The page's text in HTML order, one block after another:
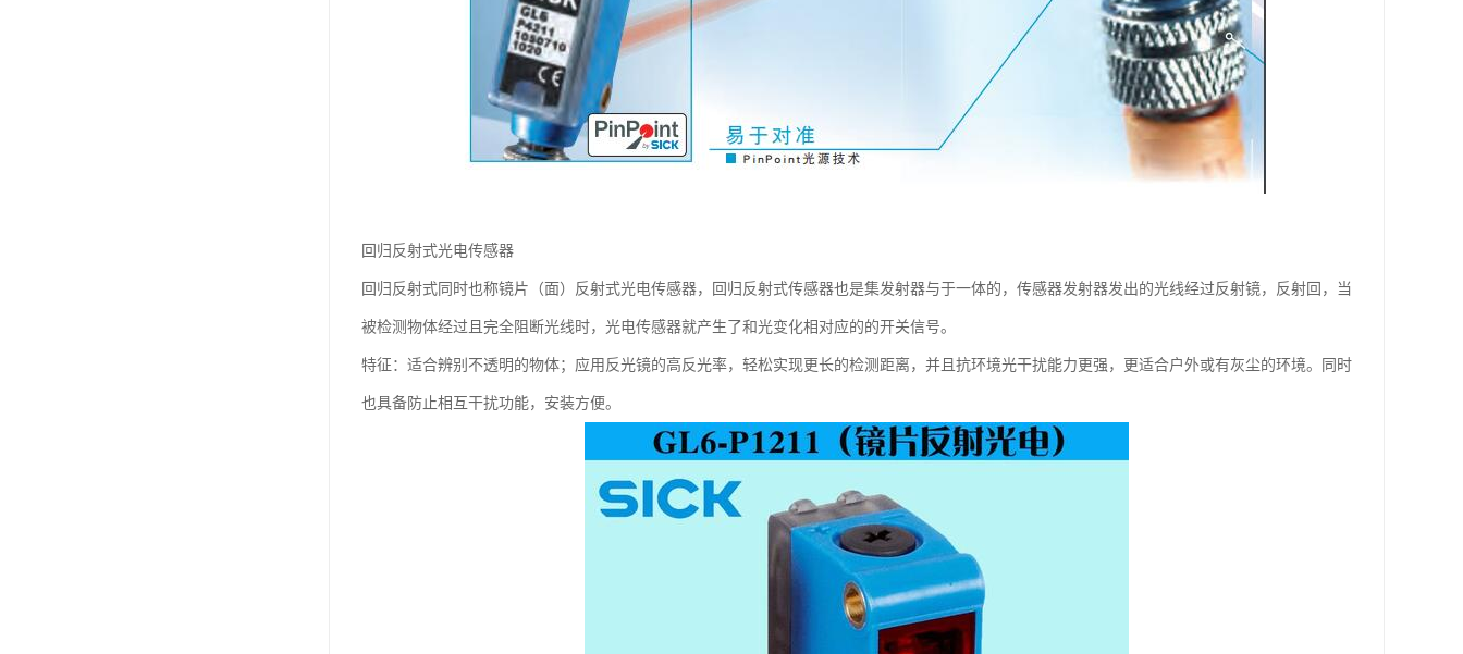
回归反射式光电传感器
回归反射式同时也称镜片（面）反射式光电传感器，回归反射式传感器也是集发射器与于一体的，传感器发射器发出的光线经过反射镜，反射回，当
被检测物体经过且完全阻断光线时，光电传感器就产生了和光变化相对应的的开关信号。
特征：适合辨别不透明的物体；应用反光镜的高反光率，轻松实现更长的检测距离，并且抗环境光干扰能力更强，更适合户外或有灰尘的环境。同时
也具备防止相互干扰功能，安装方便。